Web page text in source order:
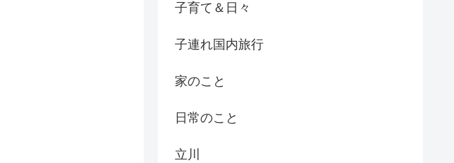
子育て＆日々
子連れ国内旅行
家のこと
日常のこと
立川